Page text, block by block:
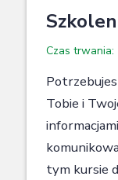
Czas trwania:
Tobie i
tym kursie